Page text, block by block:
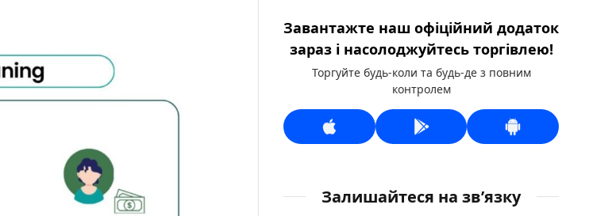
Завантажте наш офіційний додаток
зараз і насолоджуйтесь торгівлею!
Торгуйте будь-коли та будь-де з повним
контролем
Залишайтеся на зв’язку